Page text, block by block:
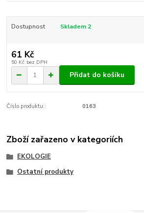
Dostupnost Skladem 2
61 Kč
50 Kč bez DPH
Přidat do košíku
Číslo produktu: 0163
Zboží zařazeno v kategoriích
EKOLOGIE
Ostatní produkty